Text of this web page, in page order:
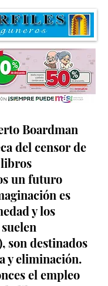
la pena
Boardman
del censor de
libros
un futuro
es
y los
son destinados
y eliminación.
el empleo